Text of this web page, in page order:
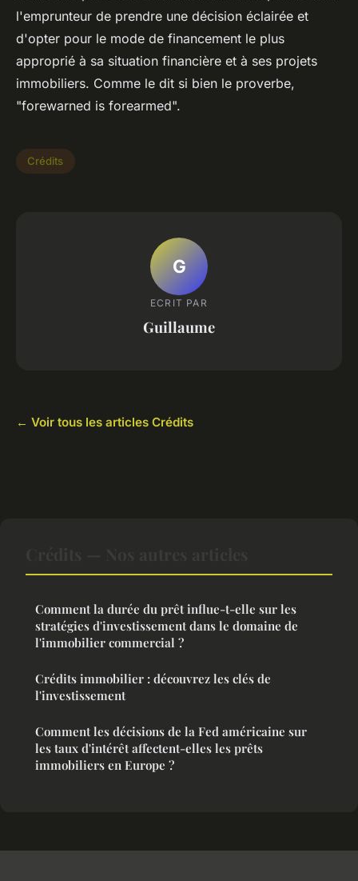
l'emprunteur de prendre une décision éclairée et
d'opter pour le mode de financement le plus
approprié à sa situation financière et à ses projets
immobiliers. Comme le dit si bien le proverbe,
"forewarned is forearmed".
Crédits
G
ECRIT PAR
Guillaume
← Voir tous les articles Crédits
Comment la durée du prêt influe-t-elle sur les
stratégies d'investissement dans le domaine de
l'immobilier commercial ?
Crédits immobilier : découvrez les clés de
l'investissement
Comment les décisions de la Fed américaine sur
les taux d'intérêt affectent-elles les prêts
immobiliers en Europe ?